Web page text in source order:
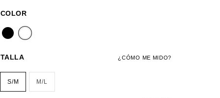
COLOR
¿CÓMO ME MIDO?
TALLA
S/M M/L